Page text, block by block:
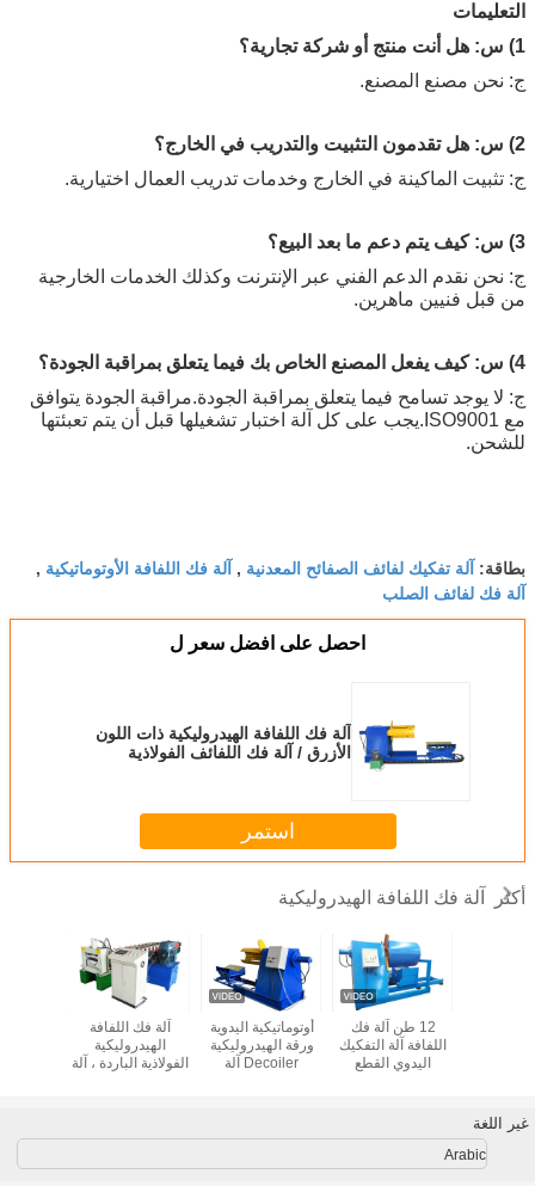
التعليمات
1) س: هل أنت منتج أو شركة تجارية؟
ج: نحن مصنع المصنع.
2) س: هل تقدمون التثبيت والتدريب في الخارج؟
ج: تثبيت الماكينة في الخارج وخدمات تدريب العمال اختيارية.
3) س: كيف يتم دعم ما بعد البيع؟
ج: نحن نقدم الدعم الفني عبر الإنترنت وكذلك الخدمات الخارجية
من قبل فنيين ماهرين.
4) س: كيف يفعل المصنع الخاص بك فيما يتعلق بمراقبة الجودة؟
ج: لا يوجد تسامح فيما يتعلق بمراقبة الجودة.مراقبة الجودة يتوافق
مع ISO9001.يجب على كل آلة اختبار تشغيلها قبل أن يتم تعبئتها
للشحن.
بطاقة: آلة تفكيك لفائف الصفائح المعدنية , آلة فك اللفافة الأوتوماتيكية ,
آلة فك لفائف الصلب
احصل على افضل سعر ل
آلة فك اللفافة الهيدروليكية ذات اللون
الأزرق / آلة فك اللفائف الفولاذية
استمر
أكثر آلة فك اللفافة الهيدروليكية
آلة فك اللفافة
الهيدروليكية
الفولاذية الباردة ، آلة
أوتوماتيكية اليدوية
ورقة الهيدروليكية
Decoiler آلة
12 طن آلة فك
اللفافة آلة التفكيك
اليدوي القطع
غير اللغة
Arabic